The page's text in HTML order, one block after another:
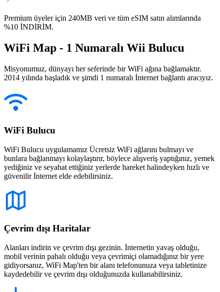
Premium üyeler için 240MB veri ve tüm eSIM satın alımlarında
%10 İNDİRİM.
WiFi Map - 1 Numaralı Wii Bulucu
Misyonumuz, dünyayı her seferinde bir WiFi ağına bağlamaktır.
2014 yılında başladık ve şimdi 1 numaralı İnternet bağlantı aracıyız.
WiFi Bulucu
WiFi Bulucu uygulamamız Ücretsiz WiFi ağlarını bulmayı ve
bunlara bağlanmayı kolaylaştırır, böylece alışveriş yaptığınız, yemek
yediğiniz ve seyahat ettiğiniz yerlerde hareket halindeyken hızlı ve
güvenilir İnternet elde edebilirsiniz.
Çevrim dışı Haritalar
Alanları indirin ve çevrim dışı gezinin. İnternetin yavaş olduğu,
mobil verinin pahalı olduğu veya çevrimiçi olamadığınız bir yere
gidiyorsanız, WiFi Map'ten bir alanı telefonunuza veya tabletinize
kaydedebilir ve çevrim dışı olduğunuzda kullanabilirsiniz.